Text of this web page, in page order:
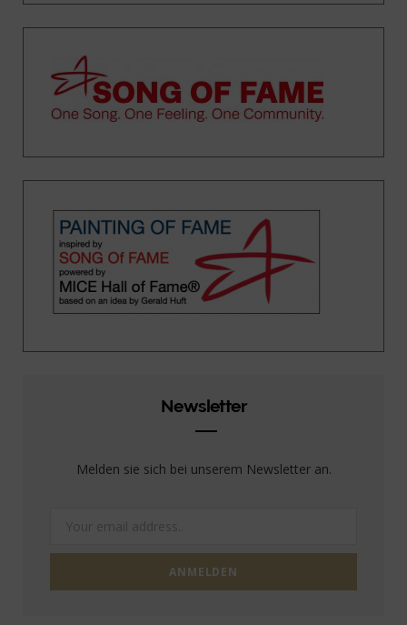
Newsletter
Melden sie sich bei unserem Newsletter an.